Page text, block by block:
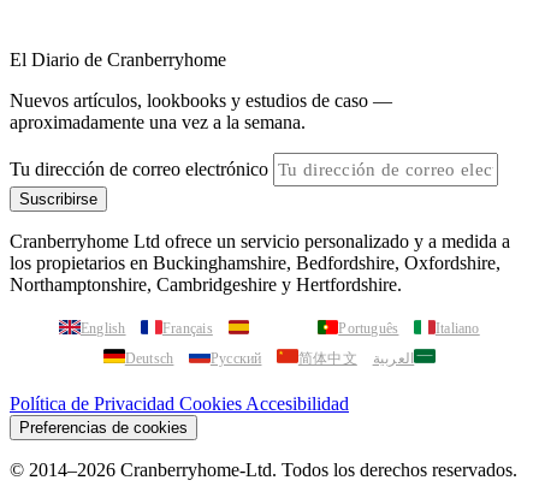
El Diario de Cranberryhome
Nuevos artículos, lookbooks y estudios de caso —
aproximadamente una vez a la semana.
Tu dirección de correo electrónico
Suscribirse
Cranberryhome Ltd ofrece un servicio personalizado y a medida a
los propietarios en Buckinghamshire, Bedfordshire, Oxfordshire,
Northamptonshire, Cambridgeshire y Hertfordshire.
English Français Português
Italiano
Deutsch
Русский 简体中文 العربية
Política de Privacidad Cookies Accesibilidad
Preferencias de cookies
© 2014–2026 Cranberryhome-Ltd. Todos los derechos reservados.